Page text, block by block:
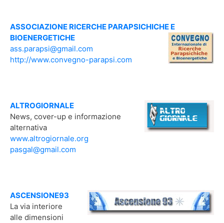
ASSOCIAZIONE RICERCHE PARAPSICHICHE E
BIOENERGETICHE
ass.parapsi@gmail.com
http://www.convegno-parapsi.com
ALTROGIORNALE
News, cover-up e informazione
alternativa
www.altrogiornale.org
pasgal@gmail.com
ASCENSIONE93
La via interiore
alle dimensioni